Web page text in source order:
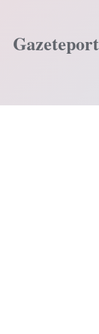
Gazeteport